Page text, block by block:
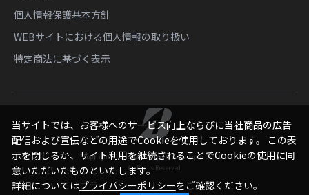
個人情報保護基本方針
WEBサイトにおける個人情報の取り扱い
特定商法に基づく表示
Copyright © Bridgestone Sports Sales Japan Co., Ltd.
All Rights Reserved.
当サイトでは、お客様へのサービス向上ならびに当社商品の広告
配信および宣伝などの用途でCookieを使用しております。 この表
示を閉じるか、サイト利用を継続されることでCookieの使用に同
意いただいたものといたします。
詳細についてはプライバシーポリシーをご確認ください。